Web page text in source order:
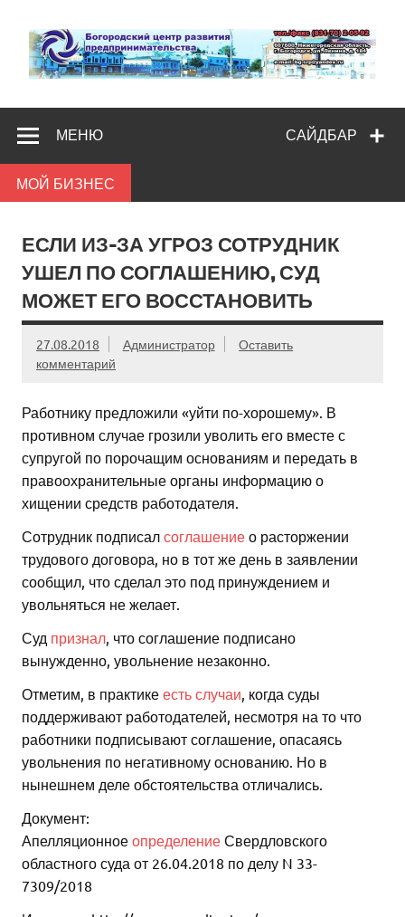
content
САЙДБАР
МЕНЮ
МОЙ БИЗНЕС
ЕСЛИ ИЗ-ЗА УГРОЗ СОТРУДНИК
УШЕЛ ПО СОГЛАШЕНИЮ, СУД
МОЖЕТ ЕГО ВОССТАНОВИТЬ
27.08.2018 Администратор
Оставить
комментарий
Работнику предложили «уйти по-хорошему». В
противном случае грозили уволить его вместе с
супругой по порочащим основаниям и передать в
правоохранительные органы информацию о
хищении средств работодателя.
Сотрудник подписал соглашение о расторжении
трудового договора, но в тот же день в заявлении
сообщил, что сделал это под принуждением и
увольняться не желает.
Суд признал, что соглашение подписано
вынужденно, увольнение незаконно.
Отметим, в практике есть случаи, когда суды
поддерживают работодателей, несмотря на то что
работники подписывают соглашение, опасаясь
увольнения по негативному основанию. Но в
нынешнем деле обстоятельства отличались.
Документ:
Апелляционное определение Свердловского
областного суда от 26.04.2018 по делу N 33-
7309/2018